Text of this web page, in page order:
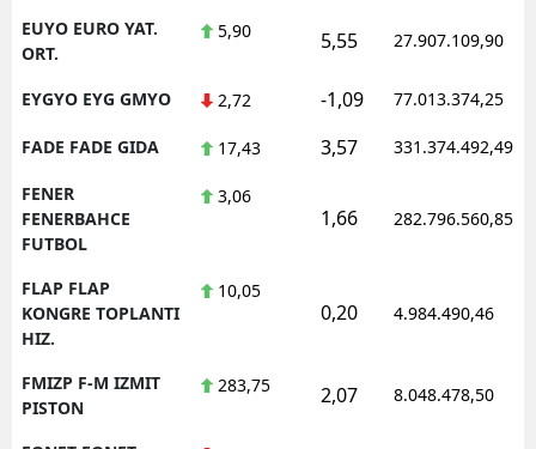
EUYO EURO YAT.
ORT.
5,90 5,55 27.907.109,90
EYGYO EYG GMYO 2,72 -1,09 77.013.374,25
FADE FADE GIDA 17,43 3,57 331.374.492,49
FENER
FENERBAHCE
FUTBOL
3,06
1,66 282.796.560,85
FLAP FLAP
KONGRE TOPLANTI
HIZ.
10,05
0,20 4.984.490,46
FMIZP F-M IZMIT
PISTON
283,75 2,07 8.048.478,50